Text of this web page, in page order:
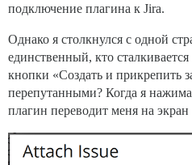
подключение плагина к Jira.
Однако я столкнулся с одной
единственный, кто
кнопки «Создать и прикрепить
перепутанными? Когда я
плагин переводит меня на